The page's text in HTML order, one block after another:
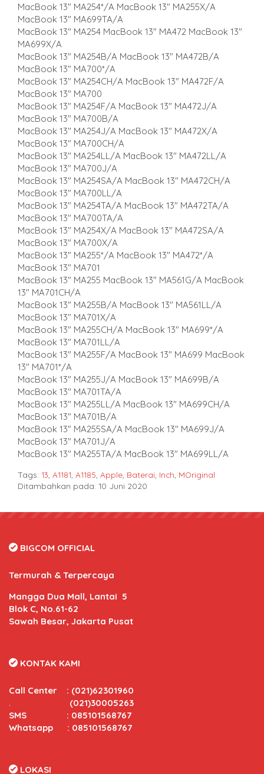
MacBook 13″ MA254*/A MacBook 13″ MA255X/A
MacBook 13″ MA699TA/A
MacBook 13″ MA254 MacBook 13″ MA472 MacBook 13″
MA699X/A
MacBook 13″ MA254B/A MacBook 13″ MA472B/A
MacBook 13″ MA700*/A
MacBook 13″ MA254CH/A MacBook 13″ MA472F/A
MacBook 13″ MA700
MacBook 13″ MA254F/A MacBook 13″ MA472J/A
MacBook 13″ MA700B/A
MacBook 13″ MA254J/A MacBook 13″ MA472X/A
MacBook 13″ MA700CH/A
MacBook 13″ MA254LL/A MacBook 13″ MA472LL/A
MacBook 13″ MA700J/A
MacBook 13″ MA254SA/A MacBook 13″ MA472CH/A
MacBook 13″ MA700LL/A
MacBook 13″ MA254TA/A MacBook 13″ MA472TA/A
MacBook 13″ MA700TA/A
MacBook 13″ MA254X/A MacBook 13″ MA472SA/A
MacBook 13″ MA700X/A
MacBook 13″ MA255*/A MacBook 13″ MA472*/A
MacBook 13″ MA701
MacBook 13″ MA255 MacBook 13″ MA561G/A MacBook
13″ MA701CH/A
MacBook 13″ MA255B/A MacBook 13″ MA561LL/A
MacBook 13″ MA701X/A
MacBook 13″ MA255CH/A MacBook 13″ MA699*/A
MacBook 13″ MA701LL/A
MacBook 13″ MA255F/A MacBook 13″ MA699 MacBook
13″ MA701*/A
MacBook 13″ MA255J/A MacBook 13″ MA699B/A
MacBook 13″ MA701TA/A
MacBook 13″ MA255LL/A MacBook 13″ MA699CH/A
MacBook 13″ MA701B/A
MacBook 13″ MA255SA/A MacBook 13″ MA699J/A
MacBook 13″ MA701J/A
MacBook 13″ MA255TA/A MacBook 13″ MA699LL/A
Tags: 13 A1181 A1185 Apple Baterai Inch MOriginal
Ditambahkan pada: 10 Juni 2020
BIGCOM OFFICIAL
Termurah & Terpercaya
Mangga Dua Mall, Lantai 5
Blok C, No.61-62
Sawah Besar, Jakarta Pusat
KONTAK KAMI
Call Center : (021)62301960
. (021)30005263
SMS : 085101568767
Whatsapp : 085101568767
LOKASI